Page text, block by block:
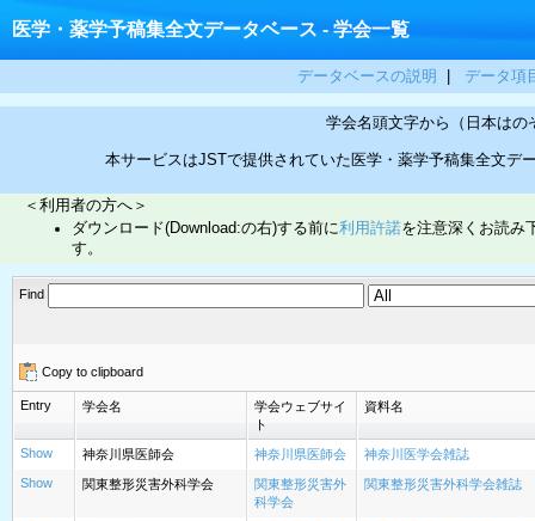
医学・薬学予稿集全文データベース - 学会一覧
データベースの説明 データ項
学会名頭文字から（日本は
本サービスはJSTで提供されていた医学・薬学予稿集全文デ
＜利用者の方へ＞
ダウンロード(Download:の右)する前に利用許諾を注意深くお読み
す。
Find
Copy to clipboard
Entry 学会名
学会ウェブサイ
ト
資料名
Show 神奈川県医師会 神奈川県医師会
神奈川医学会雑誌
Show
関東整形災害外科学会
関東整形災害外
科学会
関東整形災害外科学会雑誌